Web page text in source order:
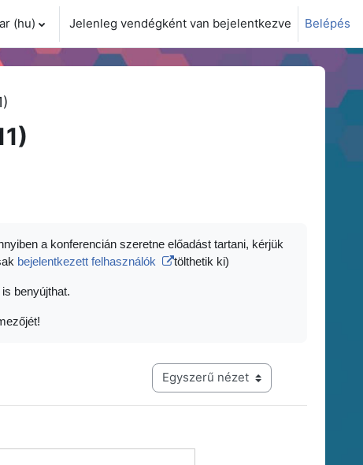
adatok váltása
‎(hu)‎ Jelenleg vendégként van bejelentkezve Belépés
a konferencián szeretne előadást tartani, kérjük
bejelentkezett felhasználók tölthetik ki)
benyújthat.
Harmadik szintű navigáció megtekintési módja